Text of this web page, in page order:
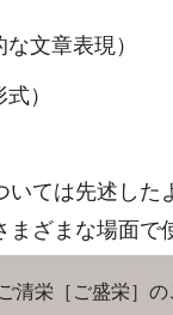
文章表現）
）
いては先述し
ざまな場面で
栄［ご盛栄］の